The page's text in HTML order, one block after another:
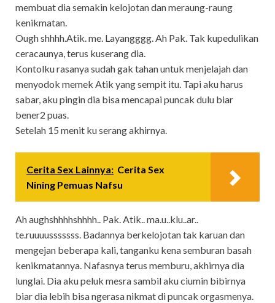
membuat dia semakin kelojotan dan meraung-raung
kenikmatan.
Ough shhhh.Atik. me. Layangggg. Ah Pak. Tak kupedulikan
ceracaunya, terus kuserang dia.
Kontolku rasanya sudah gak tahan untuk menjelajah dan
menyodok memek Atik yang sempit itu. Tapi aku harus
sabar, aku pingin dia bisa mencapai puncak dulu biar
bener2 puas.
Setelah 15 menit ku serang akhirnya.
Cerita Sex Lainnya: Cerita Sex
Nining Pemuas Nafsu
Ah aughshhhhshhhh.. Pak. Atik.. ma.u..klu..ar..
te.ruuuusssssss. Badannya berkelojotan tak karuan dan
mengejan beberapa kali, tanganku kena semburan basah
kenikmatannya. Nafasnya terus memburu, akhirnya dia
lunglai. Dia aku peluk mesra sambil aku ciumin bibirnya
biar dia lebih bisa ngerasa nikmat di puncak orgasmenya.